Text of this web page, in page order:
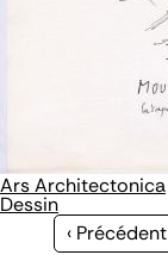
Ars Architectonica
Dessin
Page
‹ Précédent